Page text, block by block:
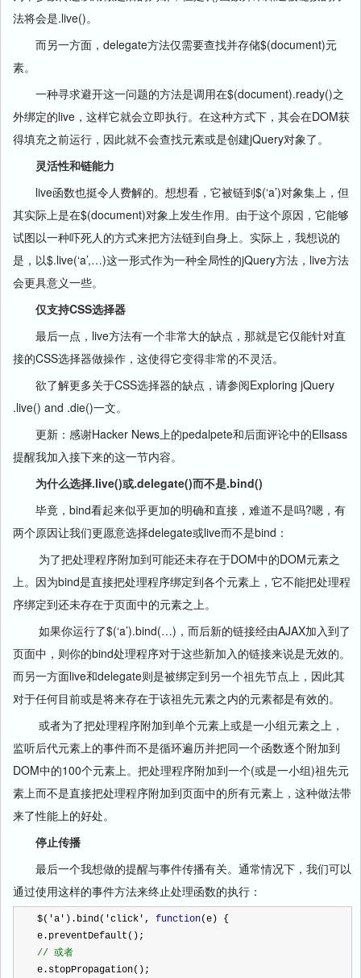
法将会是.live()。
而另一方面，delegate方法仅需要查找并存储$(document)元
素。
一种寻求避开这一问题的方法是调用在$(document).ready()之
外绑定的live，这样它就会立即执行。在这种方式下，其会在DOM获
得填充之前运行，因此就不会查找元素或是创建jQuery对象了。
灵活性和链能力
live函数也挺令人费解的。想想看，它被链到$(‘a’)对象集上，但
其实际上是在$(document)对象上发生作用。由于这个原因，它能够
试图以一种吓死人的方式来把方法链到自身上。实际上，我想说的
是，以$.live(‘a’,…)这一形式作为一种全局性的jQuery方法，live方法
会更具意义一些。
仅支持CSS选择器
最后一点，live方法有一个非常大的缺点，那就是它仅能针对直
接的CSS选择器做操作，这使得它变得非常的不灵活。
欲了解更多关于CSS选择器的缺点，请参阅Exploring jQuery
.live() and .die()一文。
更新：感谢Hacker News上的pedalpete和后面评论中的Ellsass
提醒我加入接下来的这一节内容。
为什么选择.live()或.delegate()而不是.bind()
毕竟，bind看起来似乎更加的明确和直接，难道不是吗?嗯，有
两个原因让我们更愿意选择delegate或live而不是bind：
为了把处理程序附加到可能还未存在于DOM中的DOM元素之
上。因为bind是直接把处理程序绑定到各个元素上，它不能把处理程
序绑定到还未存在于页面中的元素之上。
如果你运行了$(‘a’).bind(…)，而后新的链接经由AJAX加入到了
页面中，则你的bind处理程序对于这些新加入的链接来说是无效的。
而另一方面live和delegate则是被绑定到另一个祖先节点上，因此其
对于任何目前或是将来存在于该祖先元素之内的元素都是有效的。
或者为了把处理程序附加到单个元素上或是一小组元素之上，
监听后代元素上的事件而不是循环遍历并把同一个函数逐个附加到
DOM中的100个元素上。把处理程序附加到一个(或是一小组)祖先元
素上而不是直接把处理程序附加到页面中的所有元素上，这种做法带
来了性能上的好处。
停止传播
最后一个我想做的提醒与事件传播有关。通常情况下，我们可以
通过使用这样的事件方法来终止处理函数的执行：
$( 'a ' ).bind( 'click ' , function(e) {
e.preventDefault();
// 或者
e.stopPropagation();